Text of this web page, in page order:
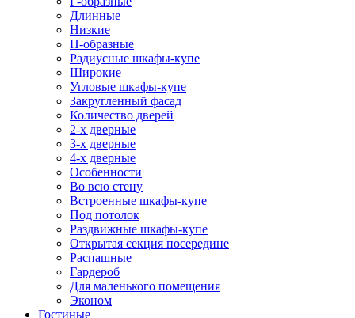
Длинные
Низкие
П-образные
Радиусные шкафы-купе
Широкие
Угловые шкафы-купе
Закругленный фасад
Количество дверей
2-х дверные
3-х дверные
4-х дверные
Особенности
Во всю стену
Встроенные шкафы-купе
Под потолок
Раздвижные шкафы-купе
Открытая секция посередине
Распашные
Гардероб
Для маленького помещения
Эконом
Гостиные